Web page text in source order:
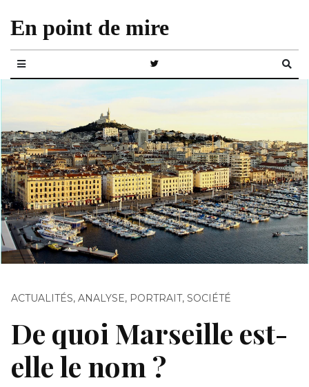
En point de mire
ACTUALITÉS, ANALYSE, PORTRAIT, SOCIÉTÉ
De quoi Marseille est-
elle le nom ?